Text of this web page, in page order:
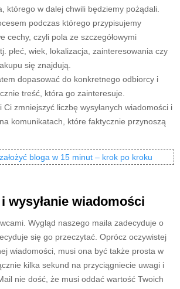
którego w dalej chwili będziemy pożądali.
podczas którego przypisujemy
cechy, czyli pola ze szczegółowymi
płeć, wiek, lokalizacja, zainteresowania czy
się znajdują.
dopasować do konkretnego odbiorcy i
treść, która go zainteresuje.
Ci zmniejszyć liczbę wysyłanych wiadomości i
komunikatach, które faktycznie przynoszą
bloga w 15 minut – krok po kroku
wysyłanie wiadomości
Wygląd naszego maila zadecyduje o
się go przeczytać. Oprócz oczywistej
wiadomości, musi ona być także prosta w
kilka sekund na przyciągniecie uwagi i
nie dość, że musi oddać wartość Twoich